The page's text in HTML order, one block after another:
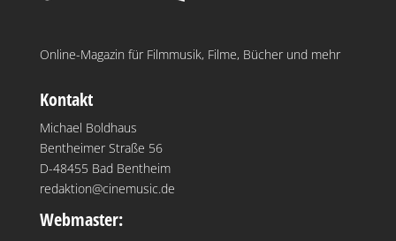
Online-Magazin für Filmmusik, Filme, Bücher und mehr
Kontakt
Michael Boldhaus
Bentheimer Straße 56
D-48455 Bad Bentheim
redaktion@cinemusic.de
Webmaster: